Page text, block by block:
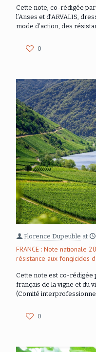
Cette note, co-rédigée
l’Anses et d’ARVALIS,
mode d’action, des
0
Florence Dupeuble at
FRANCE : Note nationale
résistance aux fongicides
Cette note est co-rédigée
français de la vigne et du
(Comité
0